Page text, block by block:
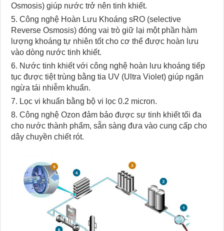
Osmosis) giúp nước trở nên tinh khiết.
Công nghệ Hoàn Lưu Khoáng sRO (selective
Reverse Osmosis) đóng vai trò giữ lại một phần hàm
lượng khoáng tự nhiên tốt cho cơ thể được hoàn lưu
vào dòng nước tinh khiết.
Nước tinh khiết với công nghệ hoàn lưu khoáng tiếp
tục được tiệt trùng bằng tia UV (Ultra Violet) giúp ngăn
ngừa tái nhiễm khuẩn.
Lọc vi khuẩn bằng bộ vi lọc 0.2 micron.
Công nghệ Ozon đảm bảo được sự tinh khiết tối đa
cho nước thành phẩm, sẵn sàng đưa vào cung cấp cho
dây chuyền chiết rót.